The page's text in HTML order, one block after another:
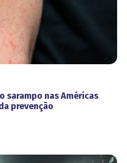
sarampo nas Américas
prevenção